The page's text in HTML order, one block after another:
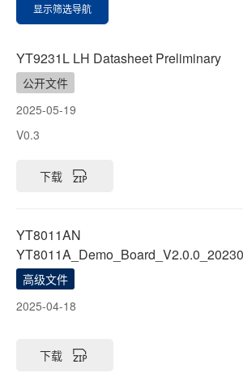
显示筛选导航
YT9231L LH Datasheet Preliminary
公开文件
2025-05-19
V0.3
下载
YT8011AN
高级文件
2025-04-18
下载